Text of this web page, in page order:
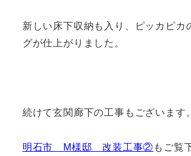
新しい床下収納も入り、ピッカピカ
グが仕上がりました。
続けて玄関廊下の工事もございます。
明石市 M様邸 改装工事② もご覧